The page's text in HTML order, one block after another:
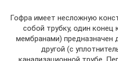
Гофра имеет несложную
собой трубку, один конец
мембранами) предназначен
другой (с